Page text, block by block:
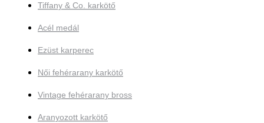
Tiffany & Co. karkötő
Acél medál
Ezüst karperec
Női fehérarany karkötő
Vintage fehérarany bross
Aranyozott karkötő